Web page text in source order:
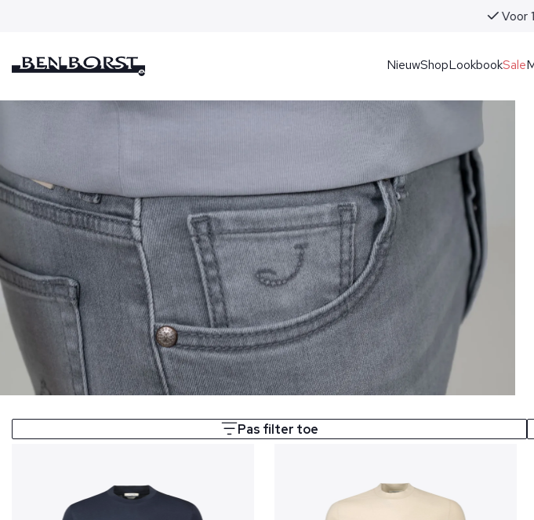
Voor 16:00 uur
NieuwShopLookbookSale
Pas filter toe